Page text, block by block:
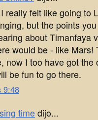
really felt like going to
but the points
about Timanfaya
would be - like Mars!
now I too have got the
be fun to go there.
9:48
time dijo...